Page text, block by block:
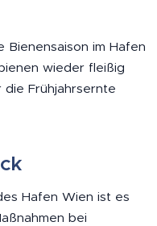
im Hafen
wieder fleißig
Frühjahrsernte
Hafen Wien ist es
bei